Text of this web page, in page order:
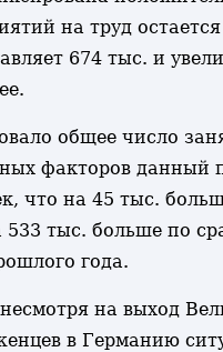
на труд
674 тыс. и
общее число
факторов данный
что на 45 тыс.
тыс. больше по
года.
на выход
в Германию